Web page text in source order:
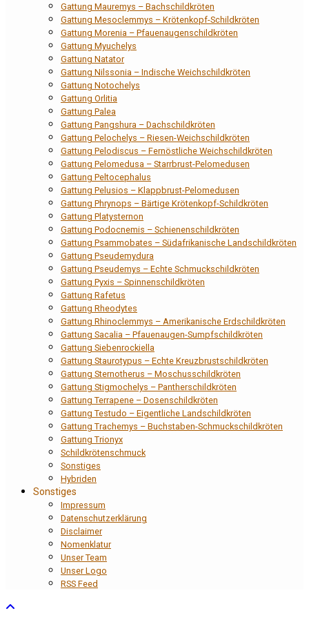
Gattung Mauremys – Bachschildkröten
Gattung Mesoclemmys – Krötenkopf-Schildkröten
Gattung Morenia – Pfauenaugenschildkröten
Gattung Myuchelys
Gattung Natator
Gattung Nilssonia – Indische Weichschildkröten
Gattung Notochelys
Gattung Orlitia
Gattung Palea
Gattung Pangshura – Dachschildkröten
Gattung Pelochelys – Riesen-Weichschildkröten
Gattung Pelodiscus – Fernöstliche Weichschildkröten
Gattung Pelomedusa – Starrbrust-Pelomedusen
Gattung Peltocephalus
Gattung Pelusios – Klappbrust-Pelomedusen
Gattung Phrynops – Bärtige Krötenkopf-Schildkröten
Gattung Platysternon
Gattung Podocnemis – Schienenschildkröten
Gattung Psammobates – Südafrikanische Landschildkröten
Gattung Pseudemydura
Gattung Pseudemys – Echte Schmuckschildkröten
Gattung Pyxis – Spinnenschildkröten
Gattung Rafetus
Gattung Rheodytes
Gattung Rhinoclemmys – Amerikanische Erdschildkröten
Gattung Sacalia – Pfauenaugen-Sumpfschildkröten
Gattung Siebenrockiella
Gattung Staurotypus – Echte Kreuzbrustschildkröten
Gattung Sternotherus – Moschusschildkröten
Gattung Stigmochelys – Pantherschildkröten
Gattung Terrapene – Dosenschildkröten
Gattung Testudo – Eigentliche Landschildkröten
Gattung Trachemys – Buchstaben-Schmuckschildkröten
Gattung Trionyx
Schildkrötenschmuck
Sonstiges
Hybriden
Sonstiges
Impressum
Datenschutzerklärung
Disclaimer
Nomenklatur
Unser Team
Unser Logo
RSS Feed